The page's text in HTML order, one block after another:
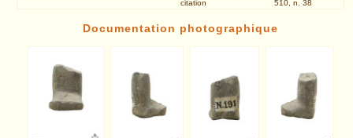
citation 510, n. 38
Documentation photographique